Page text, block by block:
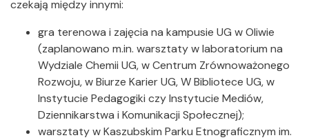
czekają między innymi:
gra terenowa i zajęcia na kampusie UG w Oliwie
(zaplanowano m.in. warsztaty w laboratorium na
Wydziale Chemii UG, w Centrum Zrównoważonego
Rozwoju, w Biurze Karier UG, W Bibliotece UG, w
Instytucie Pedagogiki czy Instytucie Mediów,
Dziennikarstwa i Komunikacji Społecznej);
warsztaty w Kaszubskim Parku Etnograficznym im.